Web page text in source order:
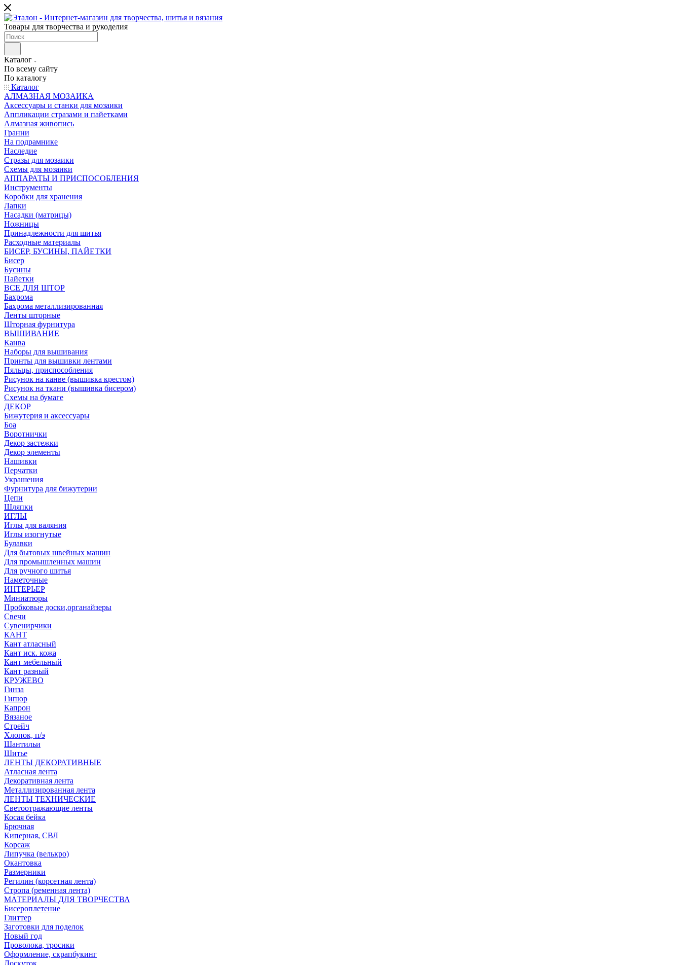
Товары для творчества и рукоделия
Каталог
По всему сайту
По каталогу
Каталог
АЛМАЗНАЯ МОЗАИКА
Аксессуары и станки для мозаики
Аппликации стразами и пайетками
Алмазная живопись
Гранни
На подрамнике
Наследие
Стразы для мозаики
Схемы для мозаики
АППАРАТЫ И ПРИСПОСОБЛЕНИЯ
Инструменты
Коробки для хранения
Лапки
Насадки (матрицы)
Ножницы
Принадлежности для шитья
Расходные материалы
БИСЕР, БУСИНЫ, ПАЙЕТКИ
Бисер
Бусины
Пайетки
ВСЕ ДЛЯ ШТОР
Бахрома
Бахрома металлизированная
Ленты шторные
Шторная фурнитура
ВЫШИВАНИЕ
Канва
Наборы для вышивания
Принты для вышивки лентами
Пяльцы, приспособления
Рисунок на канве (вышивка крестом)
Рисунок на ткани (вышивка бисером)
Схемы на бумаге
ДЕКОР
Бижутерия и аксессуары
Боа
Воротнички
Декор застежки
Декор элементы
Нашивки
Перчатки
Украшения
Фурнитура для бижутерии
Цепи
Шляпки
ИГЛЫ
Иглы для валяния
Иглы изогнутые
Булавки
Для бытовых швейных машин
Для промышленных машин
Для ручного шитья
Наметочные
ИНТЕРЬЕР
Миниатюры
Пробковые доски,органайзеры
Свечи
Сувенирчики
КАНТ
Кант атласный
Кант иск. кожа
Кант мебельный
Кант разный
КРУЖЕВО
Гинза
Гипюр
Капрон
Вязаное
Стрейч
Хлопок, п/э
Шантильи
Шитье
ЛЕНТЫ ДЕКОРАТИВНЫЕ
Атласная лента
Декоративная лента
Металлизированная лента
ЛЕНТЫ ТЕХНИЧЕСКИЕ
Светоотражающие ленты
Косая бейка
Брючная
Киперная, СВЛ
Корсаж
Липучка (велькро)
Окантовка
Размерники
Регилин (корсетная лента)
Стропа (ременная лента)
МАТЕРИАЛЫ ДЛЯ ТВОРЧЕСТВА
Бисероплетение
Глиттер
Заготовки для поделок
Новый год
Проволока, тросики
Оформление, скрапбукинг
Лоскуток